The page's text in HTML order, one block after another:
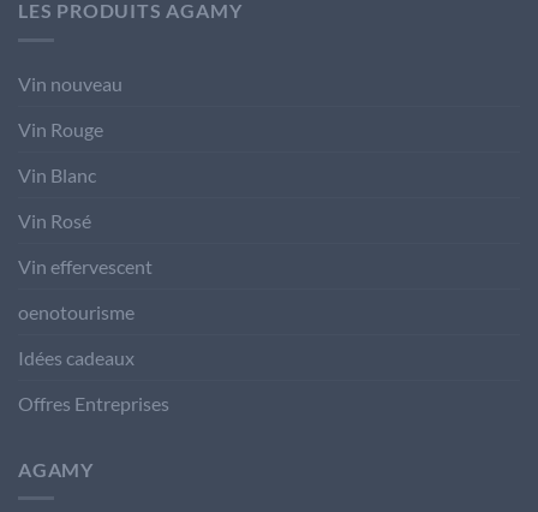
LES PRODUITS AGAMY
Vin nouveau
Vin Rouge
Vin Blanc
Vin Rosé
Vin effervescent
oenotourisme
Idées cadeaux
Offres Entreprises
AGAMY